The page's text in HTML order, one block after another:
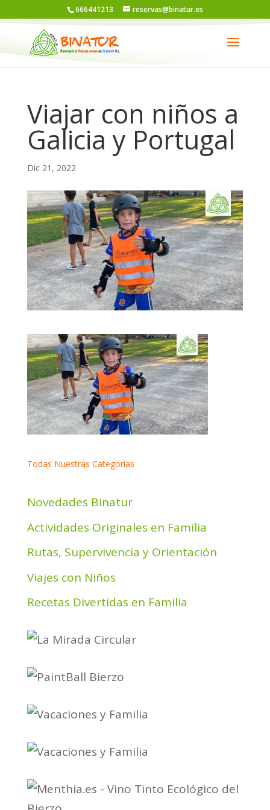
666441213 reservas@binatur.es
Viajar con niños a
Galicia y Portugal
Dic 21, 2022
Todas Nuestras Categorías
Novedades Binatur
Actividades Originales en Familia
Rutas, Supervivencia y Orientación
Viajes con Niños
Recetas Divertidas en Familia